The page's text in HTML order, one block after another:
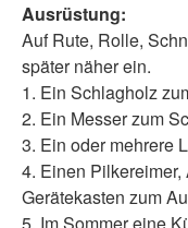
Ausrüstung:
Auf Rute, Rolle,
später näher ein.
1. Ein Schlagholz
2. Ein Messer zum
3. Ein oder mehrere
4. Einen
Gerätekasten zum